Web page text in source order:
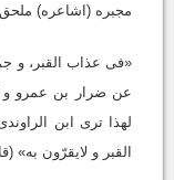
مجبره (اشاعره)
«فى عذاب القبر، و
عن ضرار بن عمرو و
لهذا ترى ابن
القبر و لایقرّون به»